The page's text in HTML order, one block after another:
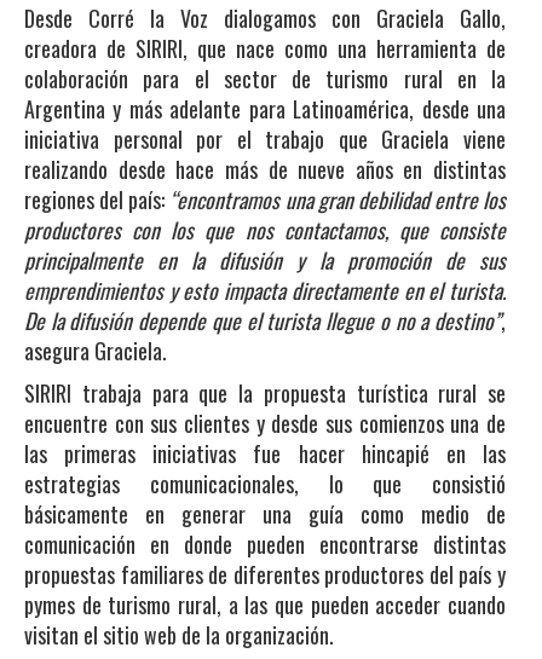
Desde Corré la Voz dialogamos con Graciela Gallo,
creadora de SIRIRI, que nace como una herramienta de
colaboración para el sector de turismo rural en la
Argentina y más adelante para Latinoamérica, desde una
iniciativa personal por el trabajo que Graciela viene
realizando desde hace más de nueve años en distintas
regiones del país: “encontramos una gran debilidad entre los
productores con los que nos contactamos, que consiste
principalmente en la difusión y la promoción de sus
emprendimientos y esto impacta directamente en el turista.
De la difusión depende que el turista llegue o no a destino”,
asegura Graciela.
SIRIRI trabaja para que la propuesta turística rural se
encuentre con sus clientes y desde sus comienzos una de
las primeras iniciativas fue hacer hincapié en las
estrategias comunicacionales, lo que consistió
básicamente en generar una guía como medio de
comunicación en donde pueden encontrarse distintas
propuestas familiares de diferentes productores del país y
pymes de turismo rural, a las que pueden acceder cuando
visitan el sitio web de la organización.